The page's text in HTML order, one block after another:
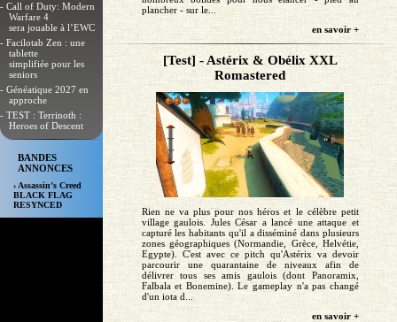
- Call of Duty: Modern
Warfare 4
sera jouable à l’EWC
- Facilotab Zen : une
tablette
simplifiée pour les
seniors
- Généatique 2027 en
approche
- TEST : Terrinoth :
Heroes of Descent
BANDES
ANNONCES
› Assassin’s Creed
BLACK FLAG
RESYNCED
plancher - sur le...
en savoir +
[Test] - Astérix & Obélix XXL
Romastered
Rien ne va plus pour nos héros et le célèbre petit
village gaulois. Jules César a lancé une attaque et
capturé les habitants qu'il a disséminé dans plusieurs
zones géographiques (Normandie, Grèce, Helvétie,
Egypte). C'est avec ce pitch qu'Astérix va devoir
parcourir une quarantaine de niveaux afin de
délivrer tous ses amis gaulois (dont Panoramix,
Falbala et Bonemine). Le gameplay n'a pas changé
d'un iota d...
en savoir +